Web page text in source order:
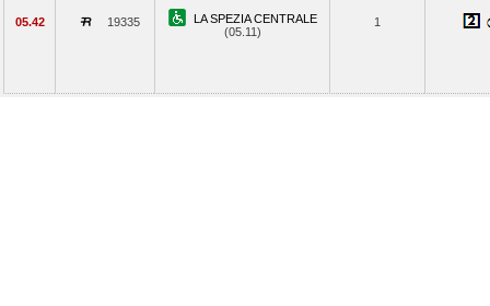
05.42 19335
LA SPEZIA CENTRALE
(05.11)
1